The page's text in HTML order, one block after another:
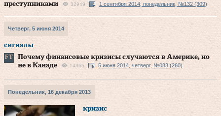
преступниками
32949 1 сентября 2014, понедельник, №132 (309)
Четверг, 5 июня 2014
сигналы
Почему финансовые кризисы случаются в Америке, но
не в Канаде
14365 5 июня 2014, четверг, №083 (260)
Понедельник, 16 декабря 2013
кризис